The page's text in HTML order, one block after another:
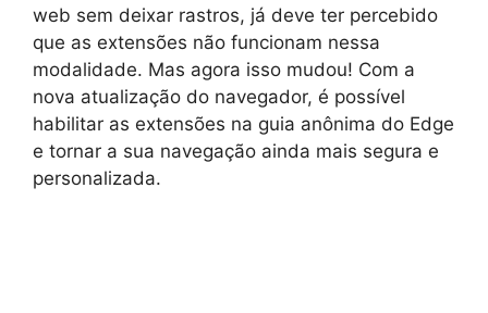
web sem deixar rastros, já deve ter percebido
que as extensões não funcionam nessa
modalidade. Mas agora isso mudou! Com a
nova atualização do navegador, é possível
habilitar as extensões na guia anônima do Edge
e tornar a sua navegação ainda mais segura e
personalizada.